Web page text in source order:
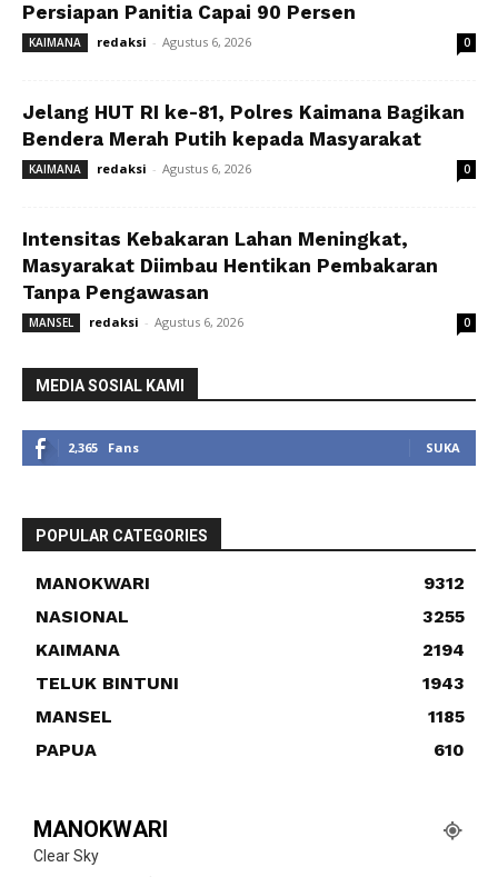
Persiapan Panitia Capai 90 Persen
KAIMANA redaksi - Agustus 6, 2026 0
Jelang HUT RI ke-81, Polres Kaimana Bagikan
Bendera Merah Putih kepada Masyarakat
KAIMANA redaksi - Agustus 6, 2026 0
Intensitas Kebakaran Lahan Meningkat,
Masyarakat Diimbau Hentikan Pembakaran
Tanpa Pengawasan
MANSEL redaksi - Agustus 6, 2026 0
MEDIA SOSIAL KAMI
2,365 Fans SUKA
POPULAR CATEGORIES
MANOKWARI
9312
NASIONAL
3255
KAIMANA
2194
TELUK BINTUNI
1943
MANSEL
1185
PAPUA
610
MANOKWARI
Clear Sky